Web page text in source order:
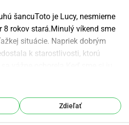
šancuToto je Lucy, nesmierne
8 rokov stará.Minulý víkend sme
situácie. Napriek dobrým
k starostlivosti, ktorú
že ju bolo treba
byť urgentne
transfúziu krvi, aby sa
Zdieľať